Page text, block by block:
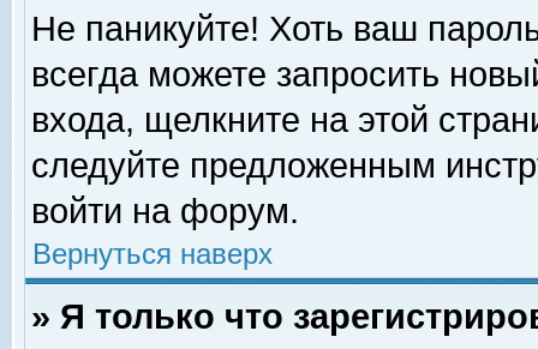
Не паникуйте! Хоть ваш
всегда можете запросить
входа, щелкните на этой
следуйте предложенным
войти на форум.
Вернуться наверх
» Я только что